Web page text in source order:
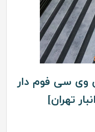
وی سی فوم دار